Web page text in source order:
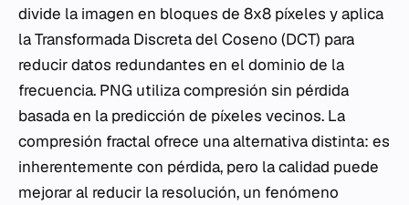
divide la imagen en bloques de 8x8 píxeles y aplica
la Transformada Discreta del Coseno (DCT) para
reducir datos redundantes en el dominio de la
frecuencia. PNG utiliza compresión sin pérdida
basada en la predicción de píxeles vecinos. La
compresión fractal ofrece una alternativa distinta: es
inherentemente con pérdida, pero la calidad puede
mejorar al reducir la resolución, un fenómeno